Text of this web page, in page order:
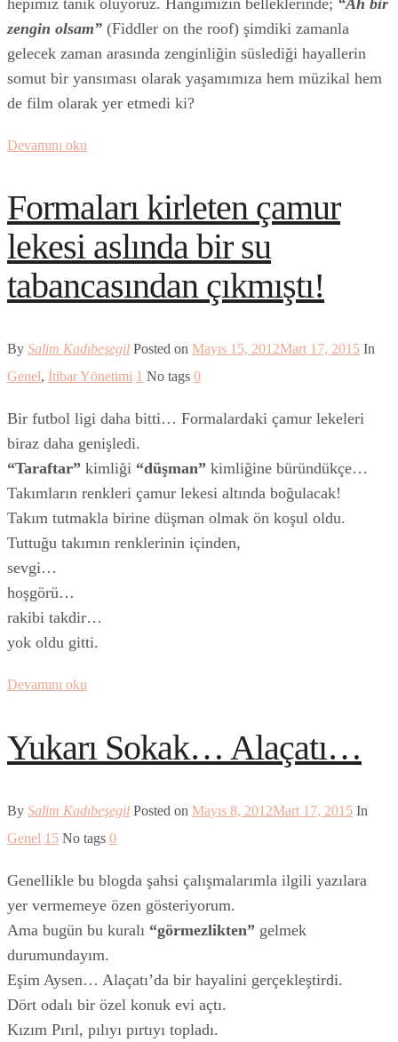
hepimiz tanık oluyoruz. Hangimizin belleklerinde; “Ah bir
zengin olsam” (Fiddler on the roof) şimdiki zamanla
gelecek zaman arasında zenginliğin süslediği hayallerin
somut bir yansıması olarak yaşamımıza hem müzikal hem
de film olarak yer etmedi ki?
Devamını oku
Formaları kirleten çamur
lekesi aslında bir su
tabancasından çıkmıştı!
By Salim Kadıbeşegil Posted on Mayıs 15, 2012Mart 17, 2015 In
Genel, İtibar Yönetimi 1 No tags 0
Bir futbol ligi daha bitti… Formalardaki çamur lekeleri
biraz daha genişledi.
“Taraftar” kimliği “düşman” kimliğine büründükçe…
Takımların renkleri çamur lekesi altında boğulacak!
Takım tutmakla birine düşman olmak ön koşul oldu.
Tuttuğu takımın renklerinin içinden,
sevgi…
hoşgörü…
rakibi takdir…
yok oldu gitti.
Devamını oku
Yukarı Sokak… Alaçatı…
By Salim Kadıbeşegil Posted on Mayıs 8, 2012Mart 17, 2015 In
Genel 15 No tags 0
Genellikle bu blogda şahsi çalışmalarımla ilgili yazılara
yer vermemeye özen gösteriyorum.
Ama bugün bu kuralı “görmezlikten” gelmek
durumundayım.
Eşim Aysen… Alaçatı’da bir hayalini gerçekleştirdi.
Dört odalı bir özel konuk evi açtı.
Kızım Pırıl, pılıyı pırtıyı topladı.